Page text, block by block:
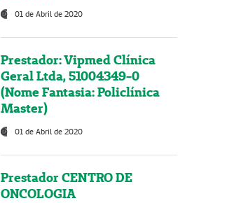
01 de Abril de 2020
Prestador: Vipmed Clínica
Geral Ltda, 51004349-0
(Nome Fantasia: Policlínica
Master)
01 de Abril de 2020
Prestador CENTRO DE
ONCOLOGIA